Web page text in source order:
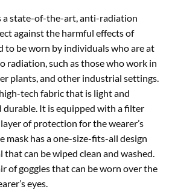
a state-of-the-art, anti-radiation
against the harmful effects of
to be worn by individuals who are at
radiation, such as those who work in
plants, and other industrial settings.
tech fabric that is light and
durable. It is equipped with a filter
of protection for the wearer’s
mask has a one-size-fits-all design
that can be wiped clean and washed.
of goggles that can be worn over the
eyes.